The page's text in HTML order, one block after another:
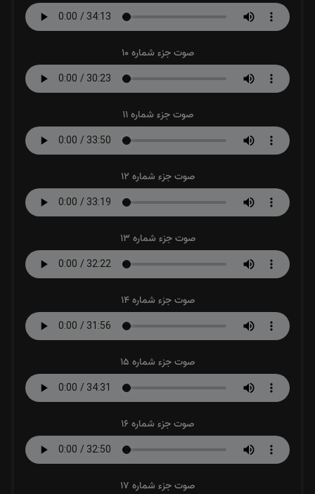
صوت جزء شماره 10
صوت جزء شماره 11
صوت جزء شماره 12
صوت جزء شماره 13
صوت جزء شماره 14
صوت جزء شماره 15
صوت جزء شماره 16
صوت جزء شماره 17